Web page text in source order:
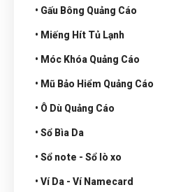
• Gấu Bông Quảng Cáo
• Miếng Hít Tủ Lạnh
• Móc Khóa Quảng Cáo
• Mũ Bảo Hiểm Quảng Cáo
• Ô Dù Quảng Cáo
• Sổ Bìa Da
• Sổ note - Sổ lò xo
• Ví Da - Ví Namecard